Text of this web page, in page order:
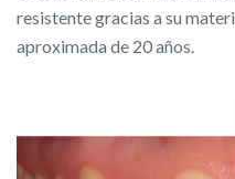
resistente gracias a su
aproximada de 20 años.